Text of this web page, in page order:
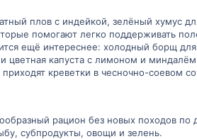
плов с индейкой, зелёный хумус
помогают легко поддерживать
ещё интереснее: холодный борщ
цветная капуста с лимоном и
креветки в чесночно-соевом
рацион без новых походов по
субпродукты, овощи и зелень.